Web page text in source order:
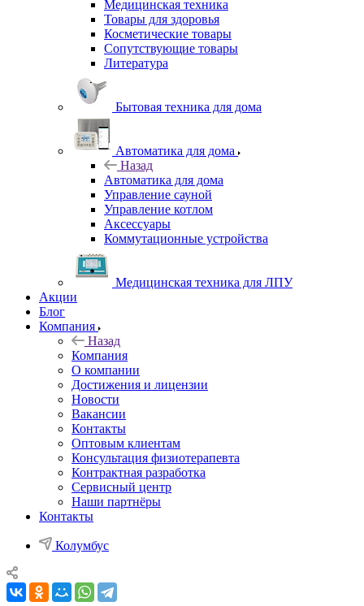
Медицинская техника
Товары для здоровья
Косметические товары
Сопутствующие товары
Литература
Бытовая техника для дома
Автоматика для дома
Назад
Автоматика для дома
Управление сауной
Управление котлом
Аксессуары
Коммутационные устройства
Медицинская техника для ЛПУ
Акции
Блог
Компания
Назад
Компания
О компании
Достижения и лицензии
Новости
Вакансии
Контакты
Оптовым клиентам
Консультация физиотерапевта
Контрактная разработка
Сервисный центр
Наши партнёры
Контакты
Колумбус